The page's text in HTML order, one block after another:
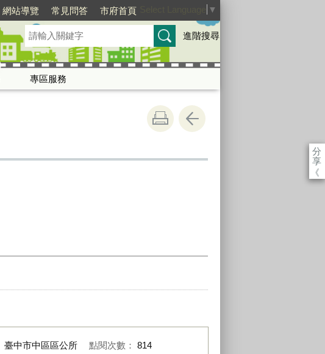
網站導覽 常見問答 市府首頁 ▼
進階搜尋
專區服務
分
享
《
臺中市中區區公所 點閱次數： 814